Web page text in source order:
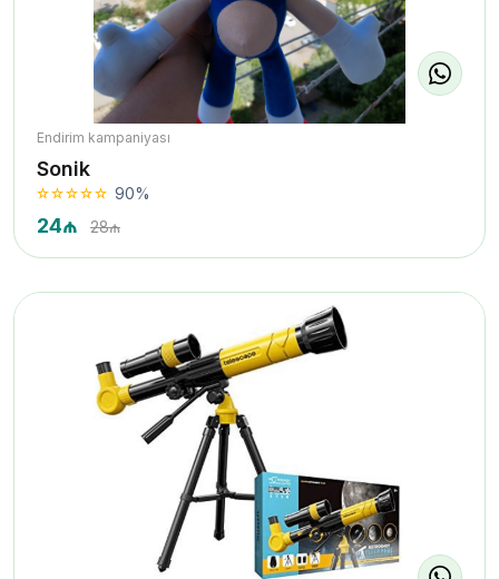
Endirim kampaniyası
Sonik
90%
24₼ 28₼